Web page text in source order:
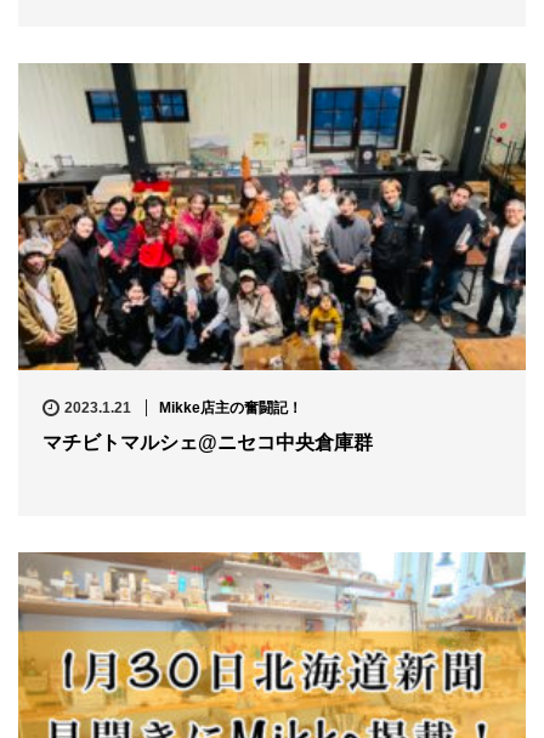
2023.1.21 Mikke店主の奮闘記！
マチビトマルシェ@ニセコ中央倉庫群